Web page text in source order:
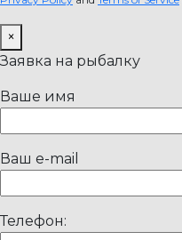
×
Заявка на рыбалку
Ваше имя
Ваш e-mail
Телефон: